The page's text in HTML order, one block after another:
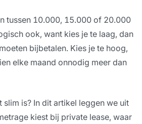
tussen 10.000, 15.000 of 20.000
ook, want kies je te laag, dan
bijbetalen. Kies je te hoog,
elke maand onnodig meer dan
slim is? In dit artikel leggen we uit
kiest bij private lease, waar